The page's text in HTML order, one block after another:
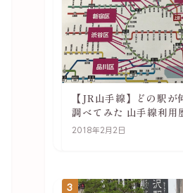
【JR山手線】どの駅が
調べてみた 山手線利用
の考察
2018年2月2日
3